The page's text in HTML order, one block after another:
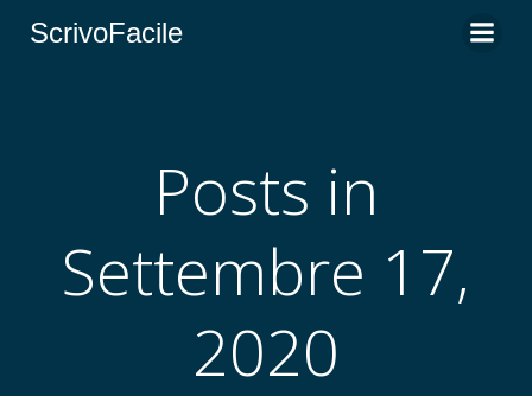
ScrivoFacile
Posts in
Settembre 17,
2020